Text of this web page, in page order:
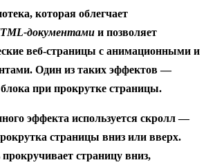
которая облегчает
документами и позволяет
веб-страницы с анимационными и
Один из таких эффектов —
при прокрутке страницы.
эффекта используется скролл—
страницы вниз или вверх.
прокручивает страницу вниз,